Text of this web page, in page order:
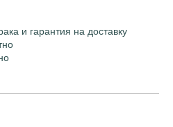
и гарантия на доставку